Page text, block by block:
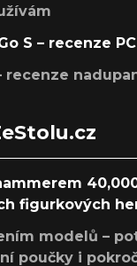
S – recenze
recenze
figurkových
modelů –
poučky i